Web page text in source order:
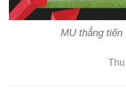
MU thẳng